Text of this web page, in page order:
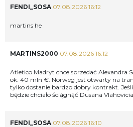
FENDI_SOSA 07.08.2026 16:12
martins he
MARTINS2000 07.08.2026 16:12
Atletico Madryt chce sprzedać Alexandra
ok. 40 mln €. Norweg jest otwarty na
tylko dostanie bardzo dobry kontrakt.
będzie chciało ściągnąć Dusana
FENDI_SOSA 07.08.2026 16:10